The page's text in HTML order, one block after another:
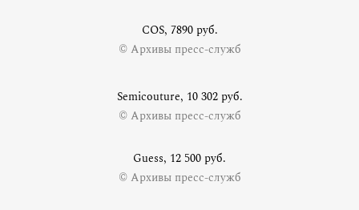
COS, 7890 руб.
© Архивы пресс-служб
Semicouture, 10 302 руб.
© Архивы пресс-служб
Guess, 12 500 руб.
© Архивы пресс-служб